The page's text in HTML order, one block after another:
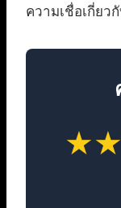
ความเชื่อเกี่ยว
★★